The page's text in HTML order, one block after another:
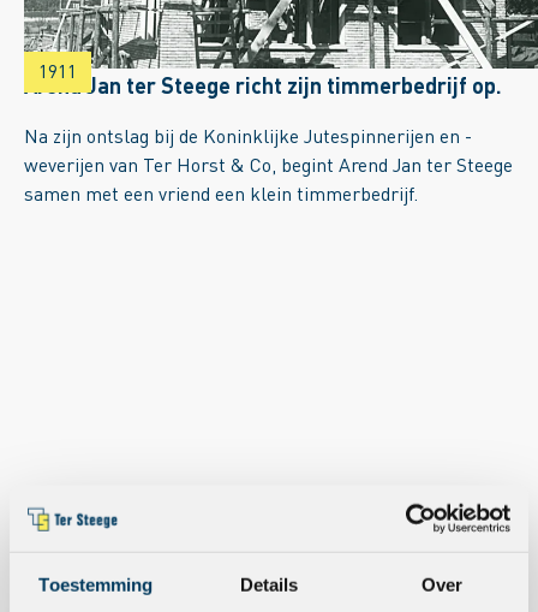
Toestemming Details Over
1911
Arend Jan ter Steege richt zijn timmerbedrijf op.
Na zijn ontslag bij de Koninklijke Jutespinnerijen en -
weverijen van Ter Horst & Co, begint Arend Jan ter Steege
samen met een vriend een klein timmerbedrijf.